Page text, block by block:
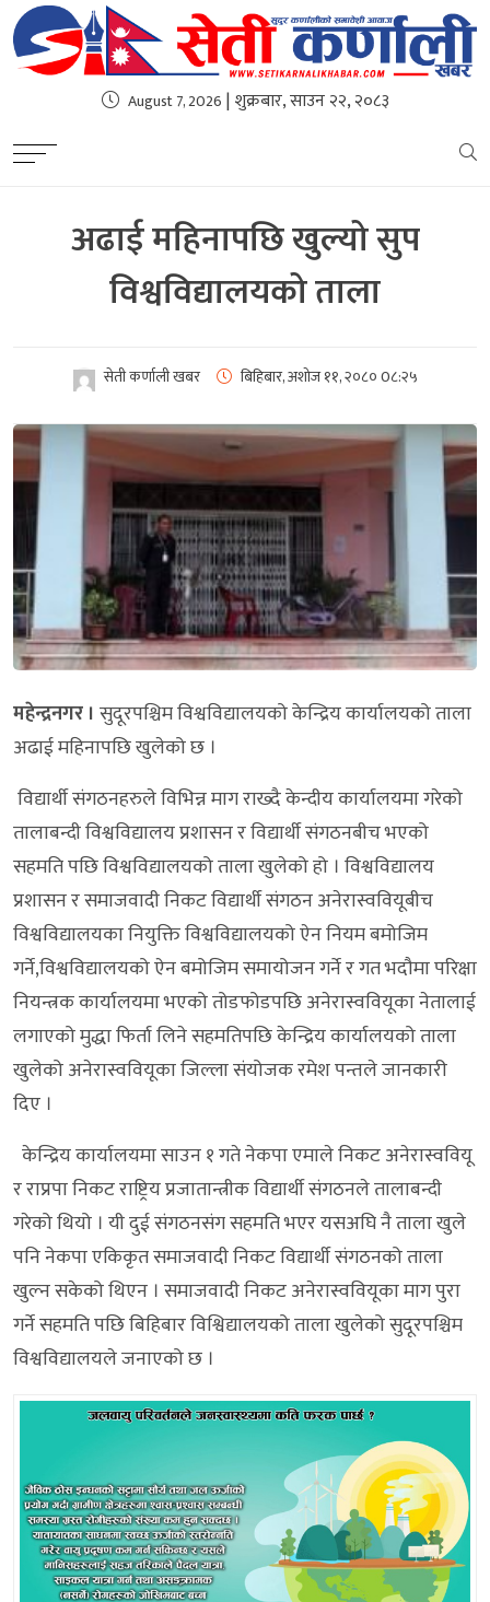
August 7, 2026 | शुक्रबार, साउन २२, २०८३
अढाई महिनापछि खुल्यो सुप
विश्वविद्यालयको ताला
सेती कर्णाली खबर बिहिबार, अशोज ११, २०८०0८:२५
महेन्द्रनगर । सुदूरपश्चिम विश्वविद्यालयको केन्द्रिय कार्यालयको ताला
अढाई महिनापछि खुलेको छ ।
विद्यार्थी संगठनहरुले विभिन्न माग राख्दै केन्दीय कार्यालयमा गरेको
तालाबन्दी विश्वविद्यालय प्रशासन र विद्यार्थी संगठनबीच भएको
सहमति पछि विश्वविद्यालयको ताला खुलेको हो । विश्वविद्यालय
प्रशासन र समाजवादी निकट विद्यार्थी संगठन अनेरास्ववियूबीच
विश्वविद्यालयका नियुक्ति विश्वविद्यालयको ऐन नियम बमोजिम
गर्ने,विश्वविद्यालयको ऐन बमोजिम समायोजन गर्ने र गत भदौमा परिक्षा
नियन्त्रक कार्यालयमा भएको तोडफोडपछि अनेरास्ववियूका नेतालाई
लगाएको मुद्धा फिर्ता लिने सहमतिपछि केन्द्रिय कार्यालयको ताला
खुलेको अनेरास्ववियूका जिल्ला संयोजक रमेश पन्तले जानकारी
दिए ।
केन्द्रिय कार्यालयमा साउन १ गते नेकपा एमाले निकट अनेरास्ववियू
र राप्रपा निकट राष्ट्रिय प्रजातान्त्रीक विद्यार्थी संगठनले तालाबन्दी
गरेको थियो । यी दुई संगठनसंग सहमति भएर यसअघि नै ताला खुले
पनि नेकपा एकिकृत समाजवादी निकट विद्यार्थी संगठनको ताला
खुल्न सकेको थिएन । समाजवादी निकट अनेरास्ववियूका माग पुरा
गर्ने सहमति पछि बिहिबार विश्विद्यालयको ताला खुलेको सुदूरपश्चिम
विश्वविद्यालयले जनाएको छ ।